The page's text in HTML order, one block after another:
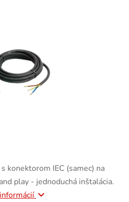
konektorom IEC (samec) na
play - jednoduchá inštalácia.